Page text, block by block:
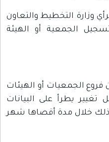
وزارة التخطيط والتعاون
الجمعية أو الهيئة
الجمعيات أو الهيئات
تغيير يطرأ على البيانات
وذلك خلال مدة أقصاها شهر